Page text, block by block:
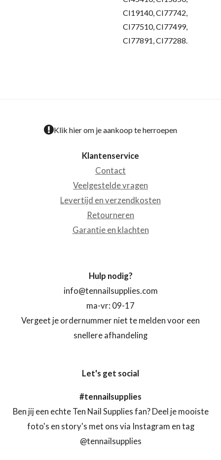
CI19140, CI77742,
CI77510, CI77499,
CI77891, CI77288.
Klik hier om je aankoop te herroepen
Klantenservice
Contact
Veelgestelde vragen
Levertijd en verzendkosten
Retourneren
Garantie en klachten
Hulp nodig?
info@tennailsupplies.com
ma-vr: 09-17
Vergeet je ordernummer niet te melden voor een
snellere afhandeling
Let's get social
#tennailsupplies
Ben jij een echte Ten Nail Supplies fan? Deel je mooiste
foto's en story's met ons via Instagram en tag
@tennailsupplies